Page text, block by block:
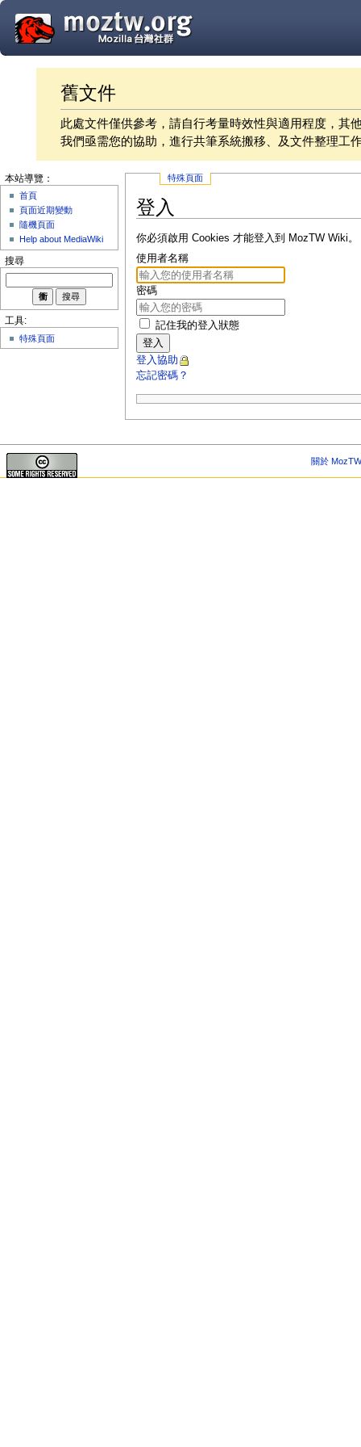
舊文件
此處文件僅供參考，請自行考量時效性與適用程度，其
我們亟需您的協助，進行共筆系統搬移、及文件整理工
特殊頁面
登入
你必須啟用 Cookies 才能登入到 MozTW Wiki。
使用者名稱
密碼
記住我的登入狀態
登入
登入協助
忘記密碼？
本站導覽：
首頁
頁面近期變動
隨機頁面
Help about MediaWiki
搜尋
工具:
特殊頁面
關於